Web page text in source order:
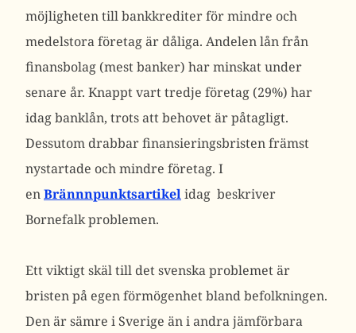
möjligheten till bankkrediter för mindre och
medelstora företag är dåliga. Andelen lån från
finansbolag (mest banker) har minskat under
senare år. Knappt vart tredje företag (29%) har
idag banklån, trots att behovet är påtagligt.
Dessutom drabbar finansieringsbristen främst
nystartade och mindre företag. I
enBrännnpunktsartikelidag beskriver
Bornefalk problemen.
Ett viktigt skäl till det svenska problemet är
bristen på egen förmögenhet bland befolkningen.
Den är sämre i Sverige än i andra jämförbara